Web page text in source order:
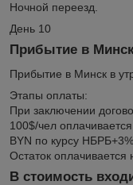
Ночной переезд.
День 10
Прибытие в
Прибытие в Минск в
Этапы оплаты:
При заключении
100$/чел
BYN по курсу НБРБ+3%
Остаток
В стоимость